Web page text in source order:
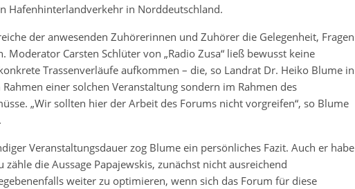
Hafenhinterlandverkehr in Norddeutschland.
der anwesenden Zuhörerinnen und Zuhörer die Gelegenheit, Fragen
Moderator Carsten Schlüter von „Radio Zusa“ ließ bewusst keine
Trassenverläufe aufkommen – die, so Landrat Dr. Heiko Blume in
einer solchen Veranstaltung sondern im Rahmen des
„Wir sollten hier der Arbeit des Forums nicht vorgreifen“, so Blume
Veranstaltungsdauer zog Blume ein persönliches Fazit. Auch er habe
zähle die Aussage Papajewskis, zunächst nicht ausreichend
weiter zu optimieren, wenn sich das Forum für diese